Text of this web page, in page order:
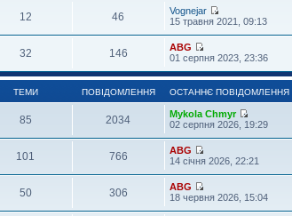
12 46
Vognejar
15 травня 2021, 09:13
32 146
ABG
01 серпня 2023, 23:36
ТЕМИ ПОВІДОМЛЕННЯ ОСТАННЄ ПОВІДОМЛЕННЯ
85 2034
Mykola Chmyr
02 серпня 2026, 19:29
101 766
ABG
14 січня 2026, 22:21
50 306
ABG
18 червня 2026, 15:04